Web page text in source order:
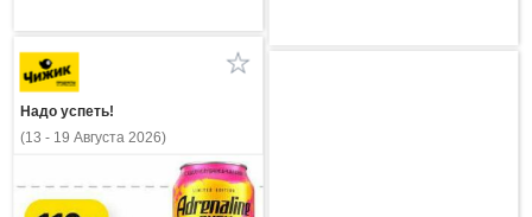
Надо успеть!
(13 - 19 Августа 2026)